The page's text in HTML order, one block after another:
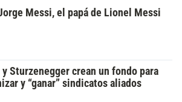
Messi, el papá de Lionel Messi
y Sturzenegger crean un fondo para
y “ganar” sindicatos aliados